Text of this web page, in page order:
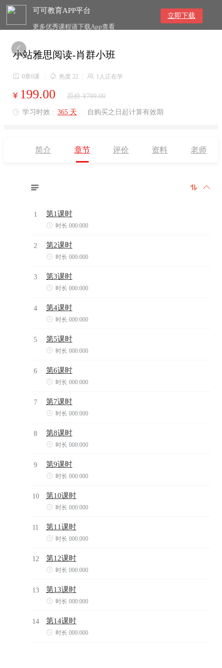
可可教育APP平台
更多优秀课程请下载App查看
立即下载

小站雅思阅读-肖群小班
 0章0课  热度 22  1人正在学
¥ 199.00 原价 ¥799.00
 学习时效 : 365 天 自购买之日起计算有效期
简介 章节 评价 资料 老师
 

1 第1课时
 时长 000:000
2 第2课时
 时长 000:000
3 第3课时
 时长 000:000
4 第4课时
 时长 000:000
5 第5课时
 时长 000:000
6 第6课时
 时长 000:000
7 第7课时
 时长 000:000
8 第8课时
 时长 000:000
9 第9课时
 时长 000:000
10 第10课时
 时长 000:000
11 第11课时
 时长 000:000
12 第12课时
 时长 000:000
13 第13课时
 时长 000:000
14 第14课时
 时长 000:000